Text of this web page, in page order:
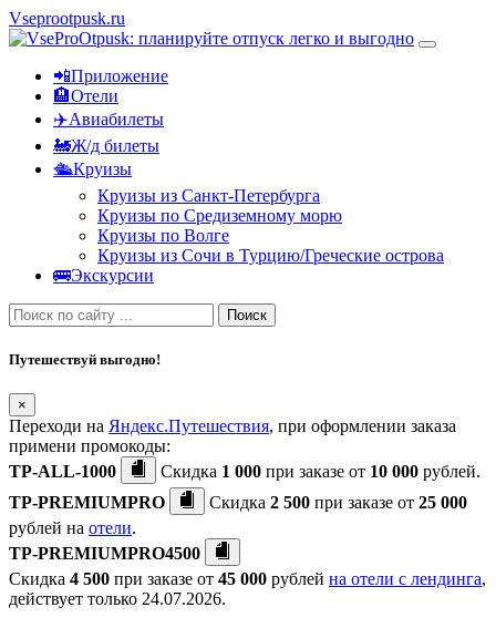
Vseprootpusk.ru
📲Приложение
🏨Отели
✈️Авиабилеты
🚂Ж/д билеты
🛳Круизы
Круизы из Санкт-Петербурга
Круизы по Средиземному морю
Круизы по Волге
Круизы из Сочи в Турцию/Греческие острова
🚌Экскурсии
Поиск
Путешествуй выгодно!
×
Переходи на Яндекс.Путешествия, при оформлении заказа
примени промокоды:
TP-ALL-1000
Скидка 1 000 при заказе от 10 000 рублей.
TP-PREMIUMPRO
Скидка 2 500 при заказе от 25 000
рублей на отели.
TP-PREMIUMPRO4500
Скидка 4 500 при заказе от 45 000 рублей на отели с лендинга,
действует только 24.07.2026.